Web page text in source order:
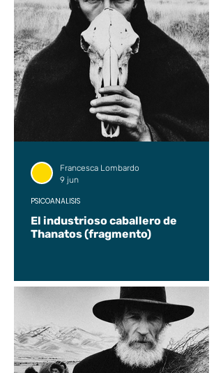
El industrioso caballero de
Thanatos (fragmento)
PSICOANÁLISIS
Francesca Lombardo
9 jun